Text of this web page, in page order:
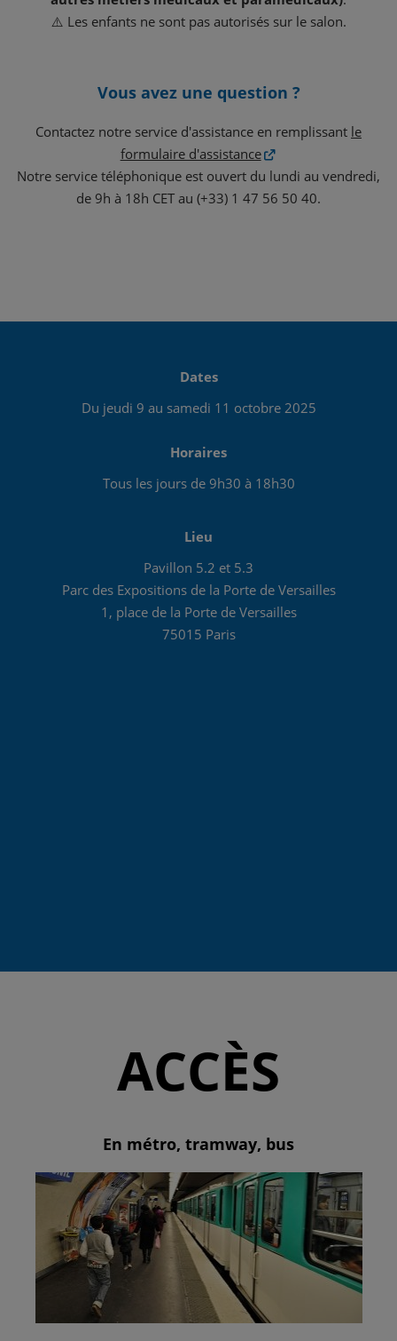
⚠️ Les enfants ne sont pas autorisés sur le salon.
Vous avez une question ?
Contactez notre service d'assistance en remplissant le
formulaire d'assistance
Notre service téléphonique est ouvert du lundi au vendredi,
de 9h à 18h CET au (+33) 1 47 56 50 40.
Dates
Du jeudi 9 au samedi 11 octobre 2025
Horaires
Tous les jours de 9h30 à 18h30
Lieu
Pavillon 5.2 et 5.3
Parc des Expositions de la Porte de Versailles
1, place de la Porte de Versailles
75015 Paris
ACCÈS
En métro, tramway, bus